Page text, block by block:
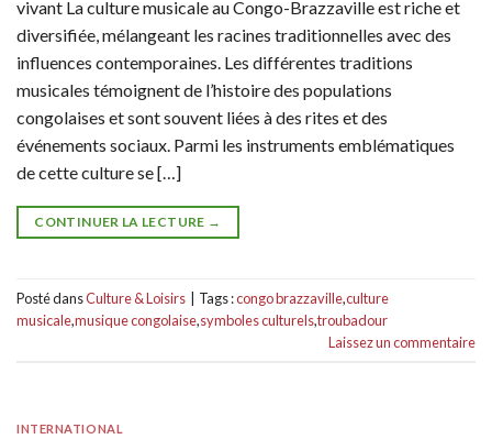
vivant La culture musicale au Congo-Brazzaville est riche et
diversifiée, mélangeant les racines traditionnelles avec des
influences contemporaines. Les différentes traditions
musicales témoignent de l’histoire des populations
congolaises et sont souvent liées à des rites et des
événements sociaux. Parmi les instruments emblématiques
de cette culture se […]
CONTINUER LA LECTURE →
Posté dansCulture & Loisirs | Tags :congo brazzaville,culture
musicale,musique congolaise,symboles culturels,troubadour
Laissez un commentaire
INTERNATIONAL